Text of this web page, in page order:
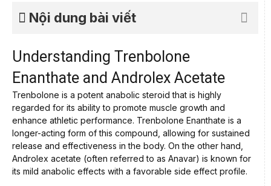
Nội dung bài viết
Understanding Trenbolone
Enanthate and Androlex Acetate
Trenbolone is a potent anabolic steroid that is highly
regarded for its ability to promote muscle growth and
enhance athletic performance. Trenbolone Enanthate is a
longer-acting form of this compound, allowing for sustained
release and effectiveness in the body. On the other hand,
Androlex acetate (often referred to as Anavar) is known for
its mild anabolic effects with a favorable side effect profile.